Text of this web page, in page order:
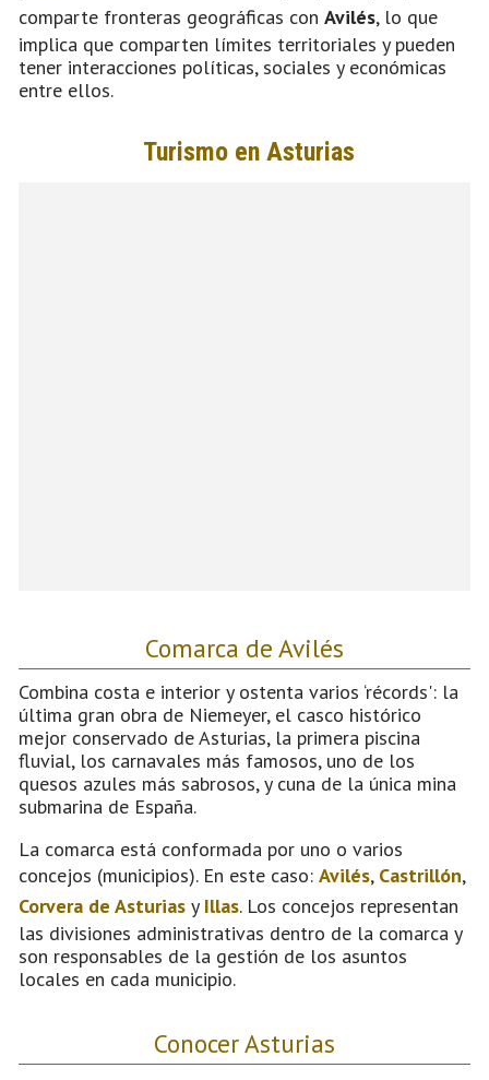
comparte fronteras geográficas con Avilés, lo que
implica que comparten límites territoriales y pueden
tener interacciones políticas, sociales y económicas
entre ellos.
Comarca de Avilés
Combina costa e interior y ostenta varios ‘récords': la
última gran obra de Niemeyer, el casco histórico
mejor conservado de Asturias, la primera piscina
fluvial, los carnavales más famosos, uno de los
quesos azules más sabrosos, y cuna de la única mina
submarina de España.
La comarca está conformada por uno o varios
concejos (municipios). En este caso: Avilés, Castrillón,
Corvera de Asturias y Illas. Los concejos representan
las divisiones administrativas dentro de la comarca y
son responsables de la gestión de los asuntos
locales en cada municipio.
Conocer Asturias